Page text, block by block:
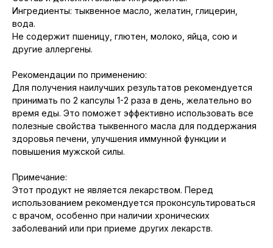
Ингредиенты: тыквенное масло, желатин, глицерин,
вода.
Не содержит пшеницу, глютен, молоко, яйца, сою и
другие аллергены.
Рекомендации по применению:
Для получения наилучших результатов рекомендуется
принимать по 2 капсулы 1-2 раза в день, желательно во
время еды. Это поможет эффективно использовать все
полезные свойства тыквенного масла для поддержания
здоровья печени, улучшения иммунной функции и
повышения мужской силы.
Примечание:
Этот продукт не является лекарством. Перед
использованием рекомендуется проконсультироваться
с врачом, особенно при наличии хронических
заболеваний или при приеме других лекарств.